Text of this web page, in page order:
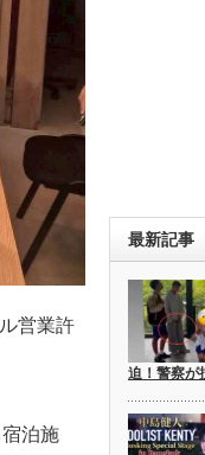
営業許
泊施
最新記事
迫！警察が